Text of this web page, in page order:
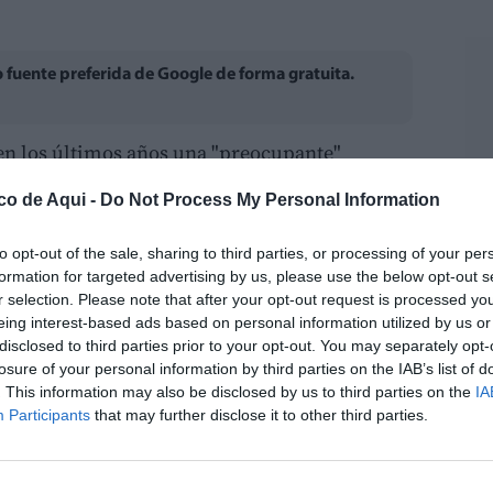
de Aqui - Do Not Process My Personal Information
opt-out of the sale, sharing to third parties, or processing of your
for targeted advertising by us, please use the below opt-out
selection. Please note that after your opt-out request is processed
interest-based ads based on personal information utilized by us
to third parties prior to your opt-out. You may separately
of your personal information by third parties on the IAB’s list of
This information may also be disclosed by us to third parties on the
Participants that may further disclose it to other third parties.
fuente preferida de Google de forma gratuita.
los últimos años una "preocupante"
de la chufa, uno de los cultivos con
l’Horta Nord, por lo que ha pedido a la
que analice este fenómeno
ha solicitado a la Conselleria de
estudio público, encargado a la
y con la colaboración de la DOP
manera detallada la evolución de los
superficie amparada por la denominación
y económicas de esta bajada
técnicas, de gestión y de apoyo